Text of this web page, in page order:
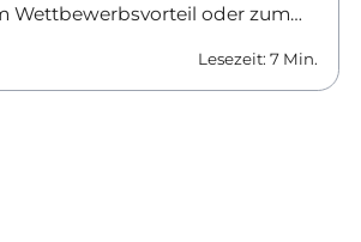
Wettbewerbsvorteil oder zum
Behörden brauchen klare
Tools sind erlaubt, was
Lesezeit: 7 Min.